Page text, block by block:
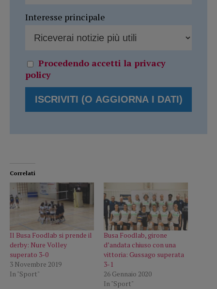
Interesse principale
Procedendo accetti la privacy
policy
Correlati
Il Busa Foodlab si prende il
derby: Nure Volley
superato 3-0
3 Novembre 2019
In "Sport"
Busa Foodlab, girone
d’andata chiuso con una
vittoria: Gussago superata
3-1
26 Gennaio 2020
In "Sport"